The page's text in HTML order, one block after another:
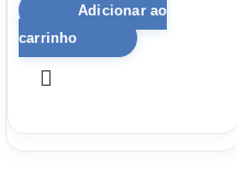
Adicionar ao
carrinho